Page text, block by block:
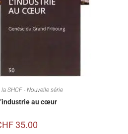
SHCF - Nouvelle série
au cœur
35.00